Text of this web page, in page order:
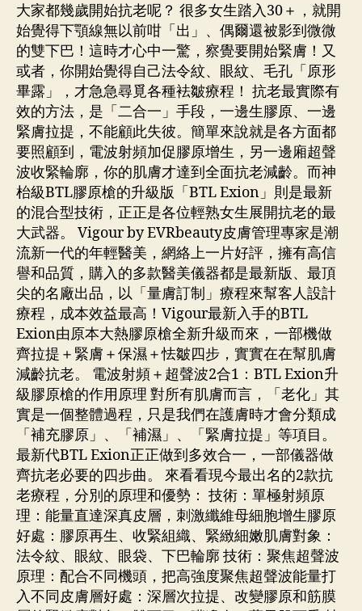
大家都幾歲開始抗老呢？ 很多女生踏入30＋，就開
始覺得下顎線無以前咁「出」、偶爾還被影到微微
的雙下巴！這時才心中一驚，察覺要開始緊膚！又
或者，你開始覺得自己法令紋、眼紋、毛孔「原形
畢露」，才急急尋覓各種袪皺療程！ 抗老最實際有
效的方法，是「二合一」手段，一邊生膠原、一邊
緊膚拉提，不能顧此失彼。簡單來說就是各方面都
要照顧到，電波射頻加促膠原增生，另一邊廂超聲
波收緊輪廓，你的肌膚才達到全面抗老減齡。而神
枱級BTL膠原槍的升級版「BTL Exion」則是最新
的混合型技術，正正是各位輕熟女生展開抗老的最
大武器。 Vigour by EVRbeauty皮膚管理專家是潮
流新一代的年輕醫美，網絡上一片好評，擁有高信
譽和品質，購入的多款醫美儀器都是最新版、最頂
尖的名廠出品，以「量膚訂制」療程來幫客人設計
療程，成本效益最高！Vigour最新入手的BTL
Exion由原本大熱膠原槍全新升級而來，一部機做
齊拉提＋緊膚＋保濕＋怯皺四步，實實在在幫肌膚
減齡抗老。 電波射頻＋超聲波2合1：BTL Exion升
級膠原槍的作用原理 對所有肌膚而言，「老化」其
實是一個整體過程，只是我們在護膚時才會分類成
「補充膠原」、「補濕」、「緊膚拉提」等項目。
最新代BTL Exion正正做到多效合一，一部儀器做
齊抗老必要的四步曲。 來看看現今最出名的2款抗
老療程，分別的原理和優勢： 技術：單極射頻原
理：能量直達深真皮層，刺激纖維母細胞增生膠原
好處：膠原再生、收緊組織、緊緻細嫩肌膚對象：
法令紋、眼紋、眼袋、下巴輪廓 技術：聚焦超聲波
原理：配合不同機頭，把高強度聚焦超聲波能量打
入不同皮膚層好處：深層次拉提、改變膠原和筋膜